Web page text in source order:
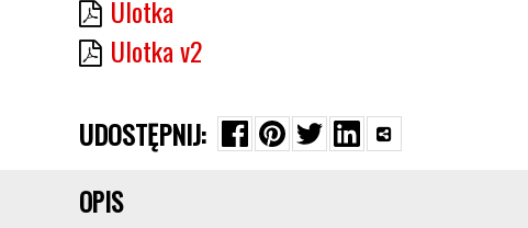
Ulotka
Ulotka v2
UDOSTĘPNIJ:
OPIS